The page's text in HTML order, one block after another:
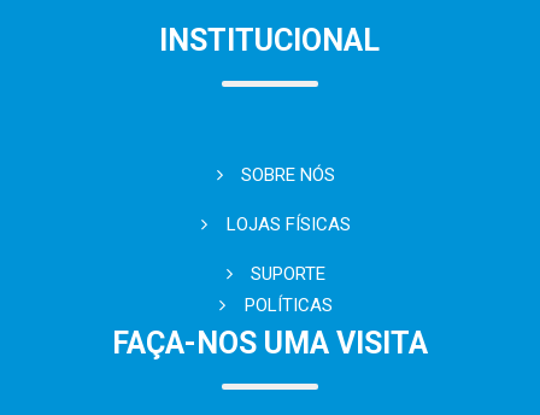
INSTITUCIONAL
SOBRE NÓS
LOJAS FÍSICAS
SUPORTE
POLÍTICAS
FAÇA-NOS UMA VISITA